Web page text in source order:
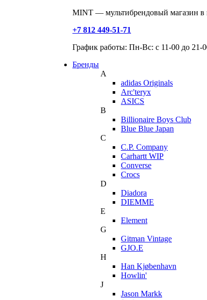
MINT — мультибрендовый магазин в
+7 812 449-51-71
График работы: Пн-Вс: с 11-00 до 21-
Бренды
A
adidas Originals
Arc'teryx
ASICS
B
Billionaire Boys Club
Blue Blue Japan
C
C.P. Company
Carhartt WIP
Converse
Crocs
D
Diadora
DIEMME
E
Element
G
Gitman Vintage
GJO.E
H
Han Kjøbenhavn
Howlin'
J
Jason Markk